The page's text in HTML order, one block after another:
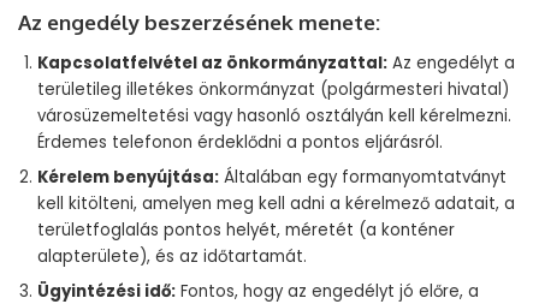
Az engedély beszerzésének menete:
Kapcsolatfelvétel az önkormányzattal: Az engedélyt a
területileg illetékes önkormányzat (polgármesteri hivatal)
városüzemeltetési vagy hasonló osztályán kell kérelmezni.
Érdemes telefonon érdeklődni a pontos eljárásról.
Kérelem benyújtása: Általában egy formanyomtatványt
kell kitölteni, amelyen meg kell adni a kérelmező adatait, a
területfoglalás pontos helyét, méretét (a konténer
alapterülete), és az időtartamát.
Ügyintézési idő: Fontos, hogy az engedélyt jó előre, a